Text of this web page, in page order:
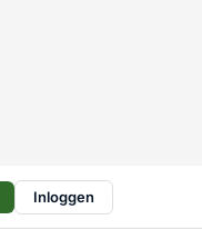
Inloggen